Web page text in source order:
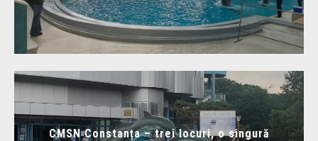
CMSN Constanța – trei locuri, o singură